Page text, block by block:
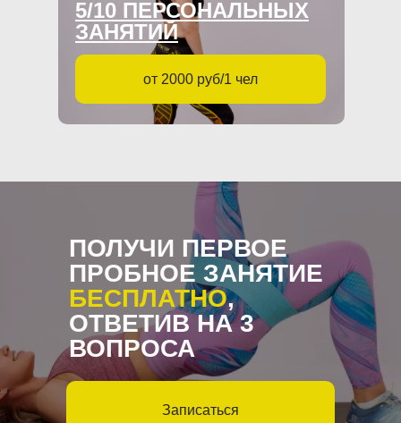
от 2000 руб/1 чел
5/10 ПЕРСОНАЛЬНЫХ
ЗАНЯТИЙ
Записаться
ПОЛУЧИ ПЕРВОЕ
ПРОБНОЕ ЗАНЯТИЕ
БЕСПЛАТНО,
ОТВЕТИВ НА 3
ВОПРОСА